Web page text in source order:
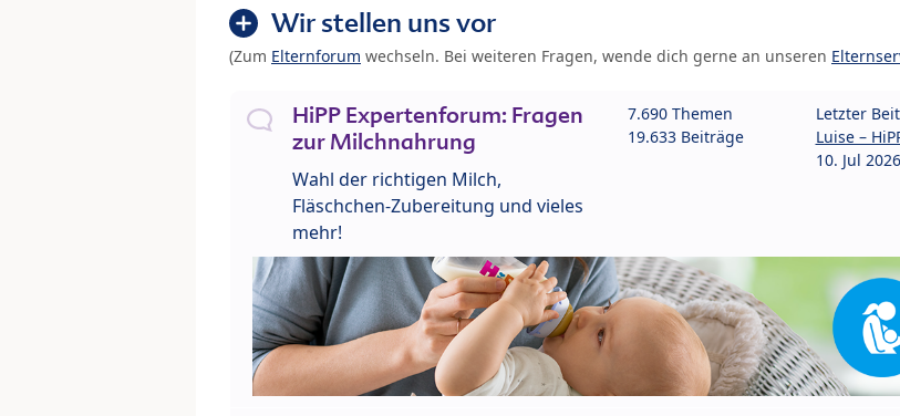
Wir stellen uns vor
(Zum Elternforum wechseln. Bei weiteren Fragen, wende dich gerne an unseren
HiPP Expertenforum: Fragen
zur Milchnahrung
Wahl der richtigen Milch,
Fläschchen-Zubereitung und vieles
mehr!
7.690 Themen
19.633 Beiträge
Letzter
Luise –
10. Jul